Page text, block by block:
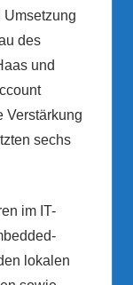
Umsetzung
des
und
Verstärkung
sechs
im IT-
lokalen